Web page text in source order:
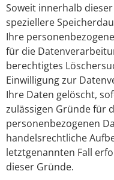
Soweit innerhalb
speziellere
Ihre
für die
berechtigtes
Einwilligung zur
Ihre Daten gelöscht,
zulässigen Gründe für
personenbezogenen
handelsrechtliche
letztgenannten Fall
dieser Gründe.